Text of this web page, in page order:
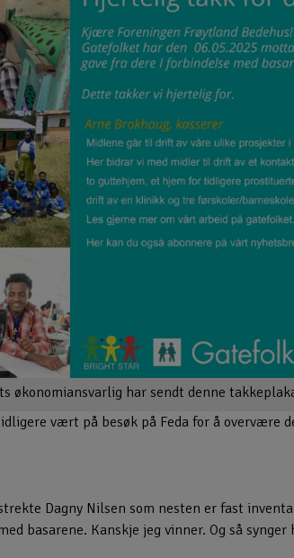
økonomiansvarlig har sendt denne
vært på besøk på Feda for å overvære
Dagny Nilsen som nesten er fast
basarene. Kanskje jeg vinner. Og så